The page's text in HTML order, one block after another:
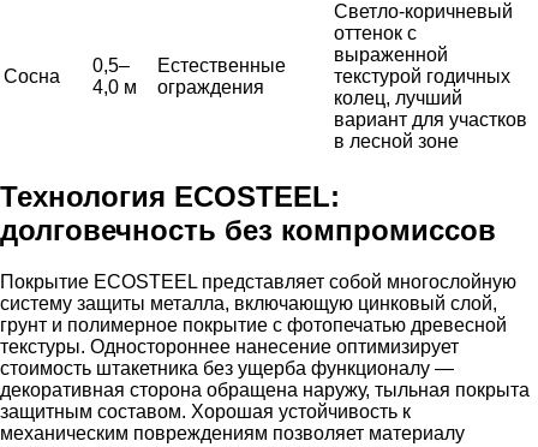
Сосна
0,5–
4,0 м
Естественные
ограждения
Светло-коричневый
оттенок с
выраженной
текстурой годичных
колец, лучший
вариант для участков
в лесной зоне
Технология ECOSTEEL:
долговечность без компромиссов
Покрытие ECOSTEEL представляет собой многослойную
систему защиты металла, включающую цинковый слой,
грунт и полимерное покрытие с фотопечатью древесной
текстуры. Одностороннее нанесение оптимизирует
стоимость штакетника без ущерба функционалу —
декоративная сторона обращена наружу, тыльная покрыта
защитным составом. Хорошая устойчивость к
механическим повреждениям позволяет материалу